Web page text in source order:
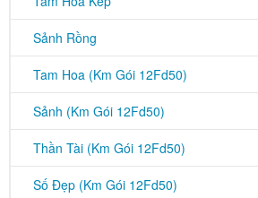
Sảnh Rồng
Tam Hoa (Km Gói 12Fd50)
Sảnh (Km Gói 12Fd50)
Thần Tài (Km Gói 12Fd50)
Số Đẹp (Km Gói 12Fd50)